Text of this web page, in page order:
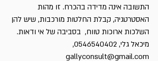
התשובה אינה מדידה בהכרח. זו מהות
האסטרטגיה, קבלת החלטות מורכבות, שיש להן
השלכות ארוכות טווח,  בסביבה של אי ודאות.
מיכאל גלי, 0546540402,
gallyconsult@gmail.com